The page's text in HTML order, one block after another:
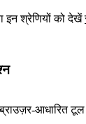
इन श्रेणियों को देखें